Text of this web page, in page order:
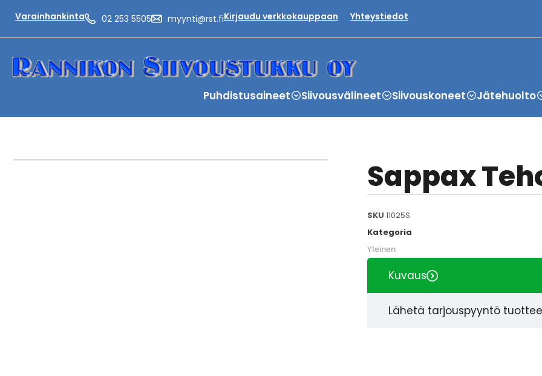
Varainhankinta 02 253 5505 myynti@rst.fiKirjaudu verkkokauppaan Yhteystiedot
Puhdistusaineet Siivousvälineet Siivouskoneet Jätehuolto
Sappax
SKU 11025S
Kategoria
Yleinen
Kuvaus
Lähetä tarjouspyyntö